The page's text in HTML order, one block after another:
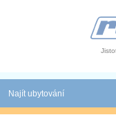
Najít ubytování